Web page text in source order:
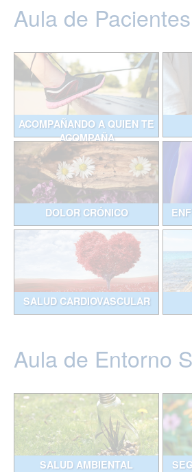
Aula de Pacientes
ACOMPAÑANDO A QUIEN TE
ACOMPAÑA
DOLOR CRÓNICO
SALUD CARDIOVASCULAR
Aula de Entorno
SALUD AMBIENTAL